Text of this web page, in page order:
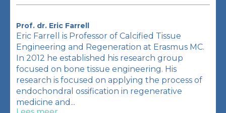
Prof. dr. Eric Farrell
Eric Farrell is Professor of Calcified Tissue
Engineering and Regeneration at Erasmus MC.
In 2012 he established his research group
focused on bone tissue engineering. His
research is focused on applying the process of
endochondral ossification in regenerative
medicine and...